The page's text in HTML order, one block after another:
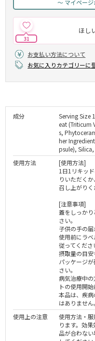
～ マイペー
ほし
31
お支払い方法について
お気に入りカテゴリーに
成分
Serving Size
eat (Triticum
s,
her
psule),
使用方法
[使用方法]
1日1リキッ
りいただく
召し上がりく
[注意事項]
蓋をしっか
さい。
子供の手の届
使用前にラ
従ってくださ
摂取量の目安
パッケージ
さい。
病気治療中
トの使用開
本品は、疾
はありません。
使用上の注意
使用方法・
ります。効
品が合わな